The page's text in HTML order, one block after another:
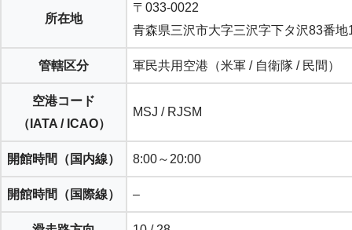
所在地
〒033-0022
青森県三沢市大字三沢字下タ沢83番地
管轄区分 軍民共用空港（米軍 / 自衛隊 / 民間）
空港コード
（IATA / ICAO）
MSJ / RJSM
開館時間（ 国内線） 8:00～20:00
開館時間（ 国際線） –